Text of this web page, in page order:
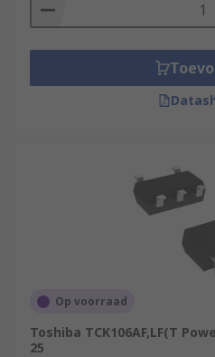
Op voorraad
Toshiba TCK106AF,LF(T
25